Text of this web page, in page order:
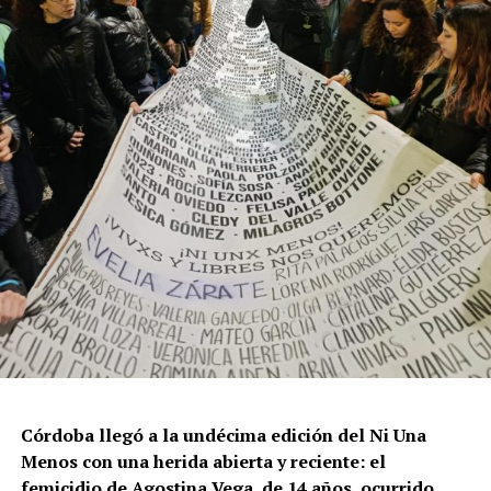
Por Francisco Pandolfi
Córdoba llegó a la undécima edición del Ni Una
Menos con una herida abierta y reciente: el